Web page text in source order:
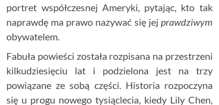
portret współczesnej Ameryki, pytając, kto tak
naprawdę ma prawo nazywać się jej prawdziwym
obywatelem.
Fabuła powieści została rozpisana na przestrzeni
kilkudziesięciu lat i podzielona jest na trzy
powiązane ze sobą części. Historia rozpoczyna
się u progu nowego tysiąclecia, kiedy Lily Chen,